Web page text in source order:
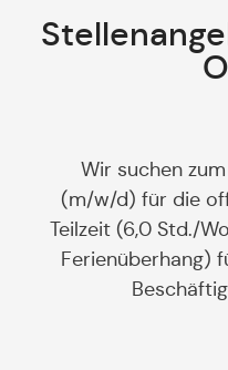
Wir suchen
(m/w/d) für die
Teilzeit (6,0 Std./
Ferienüberhang)